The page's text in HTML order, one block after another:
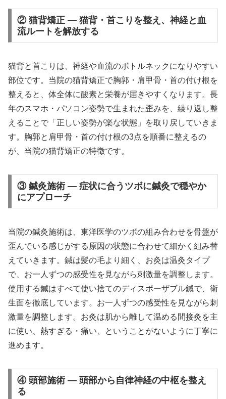
② 猫背矯正 — 猫背・首こりを整え、神経と血
流ルートを解放する
猫背と首こりは、神経や血流のボトルネックになりやすい
部位です。当院の猫背矯正で胸郭・肩甲骨・首の付け根を
整えると、体全体に酸素と栄養が届きやすくなります。長
年のスマホ・パソコン姿勢で生まれた歪みを、繰り返し整
えることで「正しい姿勢が楽な状態」を取り戻していきま
す。胸郭と肩甲骨・首の付け根の3点を順番に整えるの
が、当院の猫背矯正の特徴です。
③ 鍼灸施術 — 症状に合うツボに鍼灸で穏やか
にアプローチ
当院の鍼灸施術は、東洋医学のツボの組み合わせを骨盤が
歪んでいる感じがする原因の状態に合わせて細かく組み替
えていきます。鍼は髪の毛より細く、お灸は温灸タイプ
で、お一人ずつの感受性を見ながら刺激量を調整します。
使用する鍼はすべて使い捨てのディスポーザブル鍼で、衛
生面を徹底しています。お一人ずつの感受性を見ながら刺
激量を調整します。お灸は肌から離して温める間接灸を主
に使い、熱すぎる・痛い、ということがないように丁寧に
進めます。
④ 頭部施術 — 頭部から自律神経の中枢を整え
る